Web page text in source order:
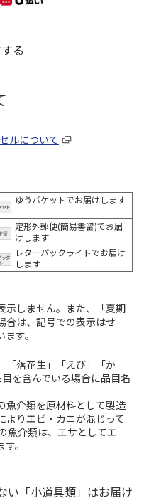
る
ルについて
ゆうパケットでお届けします
定形外郵便(簡易書留)でお届
けします
レターパックライトでお届け
します
示しません。また、「夏期
合は、記号での表示はせ
す。
「落花生」「えび」「か
を含んでいる場合に品目名
介類を原材料として製造
よりエビ・カニが混じって
魚介類は、エサとしてエ
。
い「小道具類」はお届け